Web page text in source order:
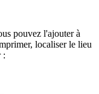
pouvez l'ajouter à
localiser le lieu
: